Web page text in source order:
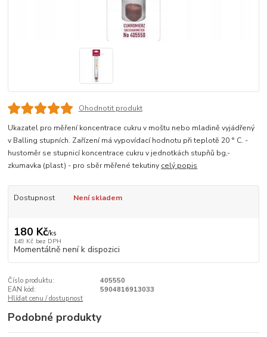
Ohodnotit produkt
Ukazatel pro měření koncentrace cukru v moštu nebo mladině vyjádřený
v Balling stupních. Zařízení má vypovídací hodnotu při teplotě 20 ° C. -
hustoměr se stupnicí koncentrace cukru v jednotkách stupňů bg,-
zkumavka (plast) - pro sběr měřené tekutiny celý popis
Dostupnost Není skladem
180 Kč/ks
149 Kč bez DPH
Momentálně není k dispozici
Číslo produktu:
405550
EAN kód:
5904816913033
Hlídat cenu / dostupnost
Podobné produkty